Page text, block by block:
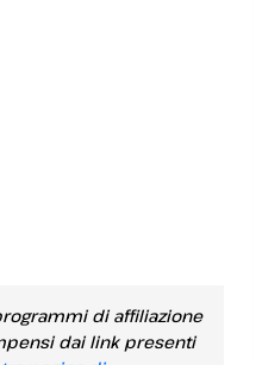
di affiliazione
dai link presenti